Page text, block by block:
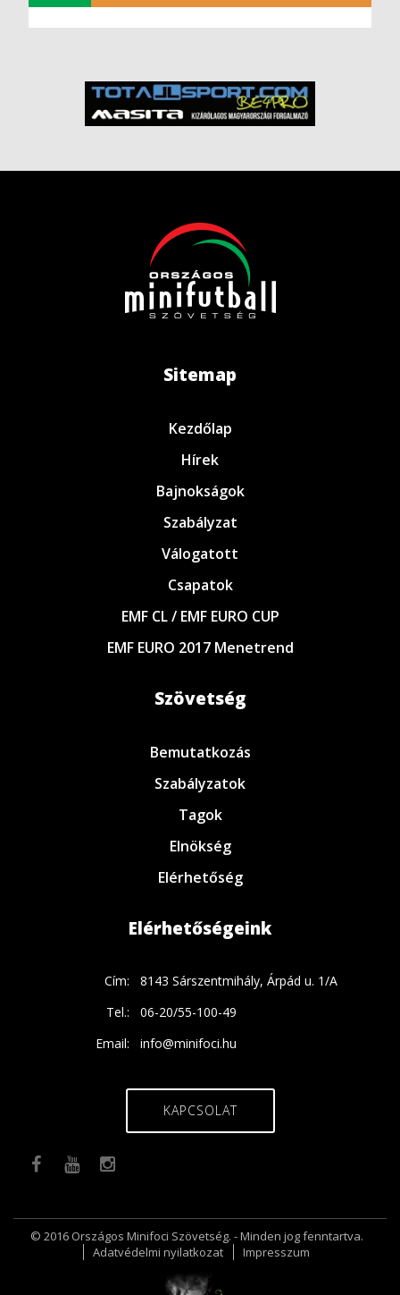
Sitemap
Kezdőlap
Hírek
Bajnokságok
Szabályzat
Válogatott
Csapatok
EMF CL / EMF EURO CUP
EMF EURO 2017 Menetrend
Szövetség
Bemutatkozás
Szabályzatok
Tagok
Elnökség
Elérhetőség
Elérhetőségeink
Cím:
8143 Sárszentmihály, Árpád u. 1/A
Tel.:
06-20/55-100-49
Email:
info@minifoci.hu
KAPCSOLAT
© 2016 Országos Minifoci Szövetség. - Minden jog fenntartva.
Adatvédelmi nyilatkozat
Impresszum